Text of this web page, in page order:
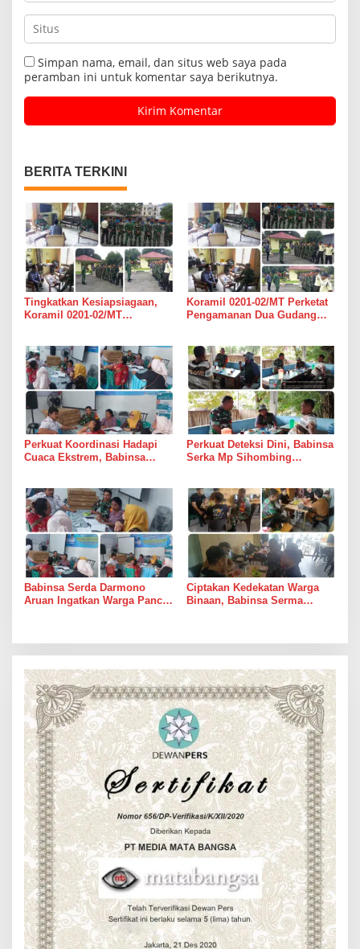
Simpan nama, email, dan situs web saya pada
peramban ini untuk komentar saya berikutnya.
BERITA TERKINI
Tingkatkan Kesiapsiagaan,
Koramil 0201-02/MT
Koramil 0201-02/MT Perketat
Pengamanan Dua Gudang
Perkuat Koordinasi Hadapi
Cuaca Ekstrem, Babinsa
Langkah Mitigasi
Perkuat Deteksi Dini, Babinsa
Serka Mp Sihombing
Babinsa Serda Darmono
Aruan Ingatkan Warga Pancur
Ciptakan Kedekatan Warga
Binaan, Babinsa Serma